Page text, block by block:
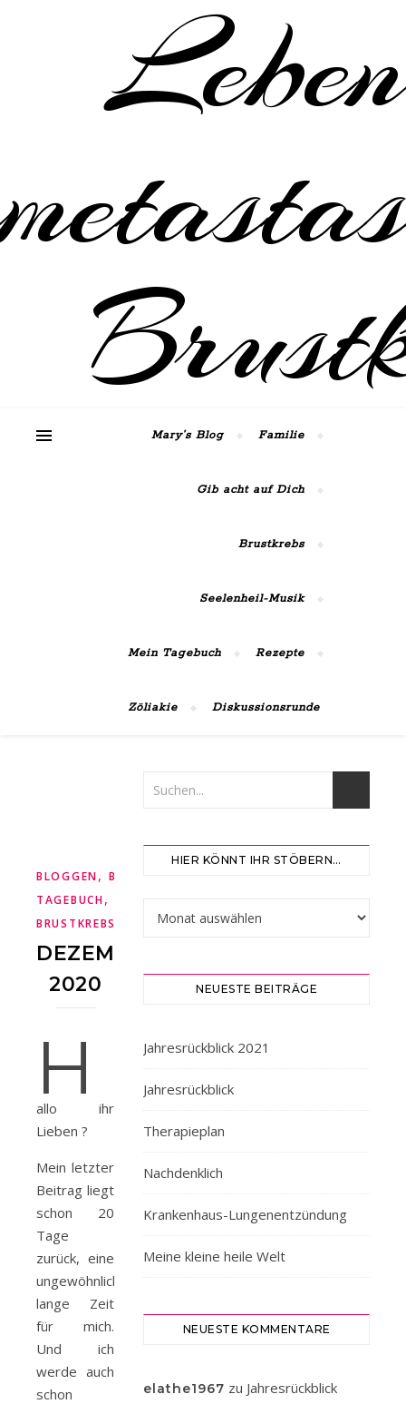
Mary’s Blog Familie
Gib acht auf Dich
Brustkrebs
Seelenheil-Musik
Mein Tagebuch Rezepte
Zöliakie Diskussionsrunde
BLOGGEN, BRUSTKREBS
TAGEBUCH,
BRUSTKREBS
DEZEMBER
2020
H
allo ihr
Lieben ?
Mein letzter
Beitrag liegt
schon 20
Tage
zurück, eine
ungewöhnlich
lange Zeit
für mich.
Und ich
werde auch
schon
HIER KÖNNT IHR STÖBERN…
Hier könnt ihr stöbern…
NEUESTE BEITRÄGE
Jahresrückblick 2021
Jahresrückblick
Therapieplan
Nachdenklich
Krankenhaus-Lungenentzündung
Meine kleine heile Welt
NEUESTE KOMMENTARE
elathe1967 zu Jahresrückblick